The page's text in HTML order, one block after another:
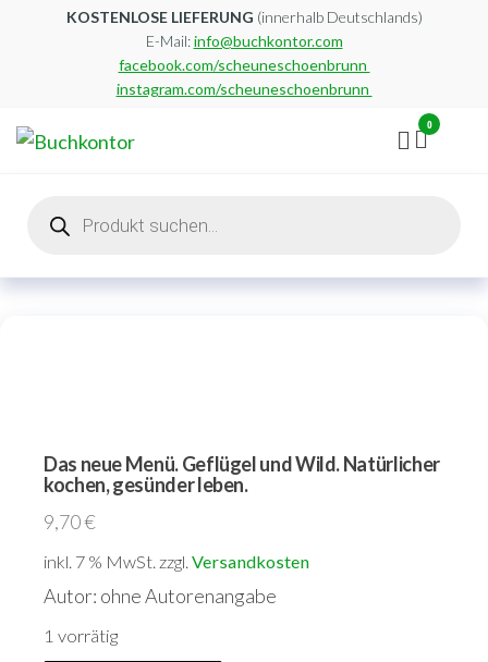
KOSTENLOSE LIEFERUNG (innerhalb Deutschlands)
E-Mail:info@buchkontor.com
facebook.com/scheuneschoenbrunn
instagram.com/scheuneschoenbrunn
0
search
Das neue Menü. Geflügel und Wild. Natürlicher
kochen, gesünder leben.
9,70€
inkl. 7 % MwSt. zzgl. Versandkosten
Autor: ohne Autorenangabe
1 vorrätig